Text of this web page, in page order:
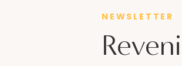
NEWSLETTER